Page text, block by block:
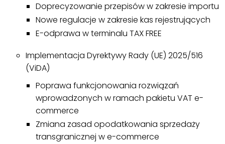
Doprecyzowanie przepisów w zakresie importu
Nowe regulacje w zakresie kas rejestrujących
E-odprawa w terminalu TAX FREE
Implementacja Dyrektywy Rady (UE) 2025/516
(ViDA)
Poprawa funkcjonowania rozwiązań
wprowadzonych w ramach pakietu VAT e-
commerce
Zmiana zasad opodatkowania sprzedaży
transgranicznej w e-commerce